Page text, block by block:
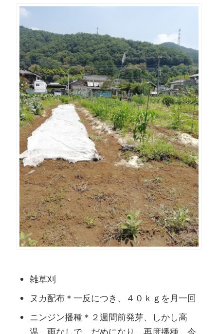
雑草刈
ヌカ配布＊一反につき、４０ｋｇを月一回
ニンジン播種＊２週間前発芽、しかし高
温、雨なしで、だめになり、再度播種。今